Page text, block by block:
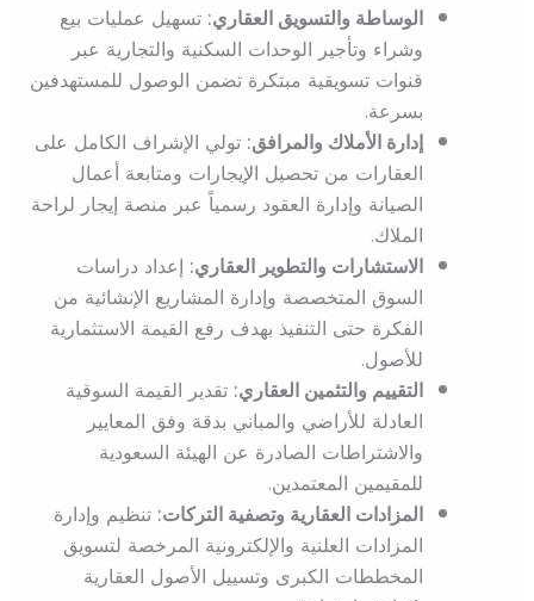
الوساطة والتسويق العقاري:تسهيل عمليات بيع
وشراء وتأجير الوحدات السكنية والتجارية عبر
قنوات تسويقية مبتكرة تضمن الوصول للمستهدفين
بسرعة.
إدارة الأملاك والمرافق:تولي الإشراف الكامل على
العقارات من تحصيل الإيجارات ومتابعة أعمال
الصيانة وإدارة العقود رسمياً عبر منصة إيجار لراحة
الملاك.
الاستشارات والتطوير العقاري:إعداد دراسات
السوق المتخصصة وإدارة المشاريع الإنشائية من
الفكرة حتى التنفيذ بهدف رفع القيمة الاستثمارية
للأصول.
التقييم والتثمين العقاري:تقدير القيمة السوقية
العادلة للأراضي والمباني بدقة وفق المعايير
والاشتراطات الصادرة عن الهيئة السعودية
للمقيمين المعتمدين.
المزادات العقارية وتصفية التركات:تنظيم وإدارة
المزادات العلنية والإلكترونية المرخصة لتسويق
المخططات الكبرى وتسييل الأصول العقارية